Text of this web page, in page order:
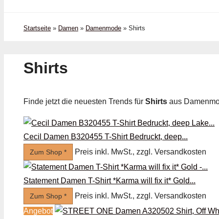
Startseite » Damen » Damenmode » Shirts
Shirts
Finde jetzt die neuesten Trends für Shirts aus
Cecil Damen B320455 T-Shirt Bedruckt, deep...
Zum Shop * Preis inkl. MwSt., zzgl. Versandkosten
Statement Damen T-Shirt *Karma will fix it* Gold...
Zum Shop *
Preis inkl. MwSt., zzgl. Versandkosten
Angebot